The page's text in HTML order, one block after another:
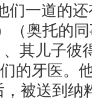
们一道的
（奥托的
其儿子彼
的牙医。
被送到纳